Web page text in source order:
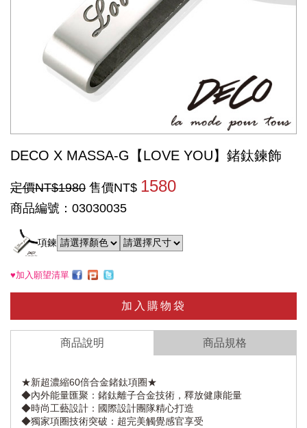
DECO X MASSA-G【LOVE YOU】鍺鈦鍊飾
定價NT$1980 售價NT$ 1580
商品編號：03030035
項鍊
♥加入願望清單
加入購物袋
商品說明 商品規格
★新超濃縮60倍合金鍺鈦項圈★
◆內外能量匯聚：鍺鈦離子合金技術，釋放健康能量
◆時尚工藝設計：國際設計團隊精心打造
◆獨家項圈技術突破：超完美觸覺感官享受